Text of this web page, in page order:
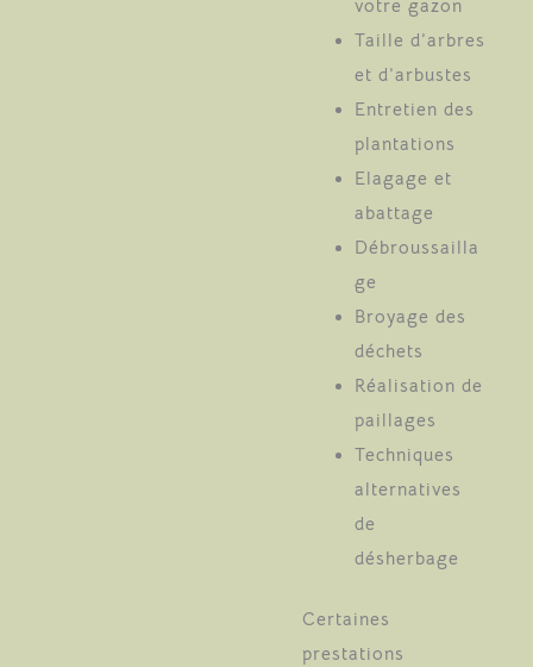
votre gazon
Taille d’arbres
et d’arbustes
Entretien des
plantations
Elagage et
abattage
Débroussailla
ge
Broyage des
déchets
Réalisation de
paillages
Techniques
alternatives
de
désherbage
Certaines
prestations